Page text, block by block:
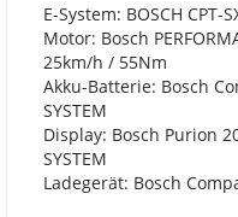
E-System: BOSCH CPT-
Motor: Bosch
25km/h / 55Nm
Akku-Batterie: Bosch
SYSTEM
Display: Bosch Purion
SYSTEM
Ladegerät: Bosch